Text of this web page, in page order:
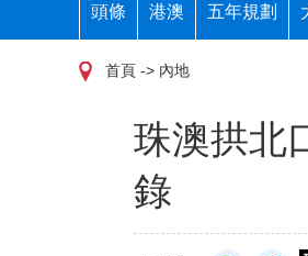
頭條 港澳 五年規劃
首頁 -> 內地
珠澳拱北
錄